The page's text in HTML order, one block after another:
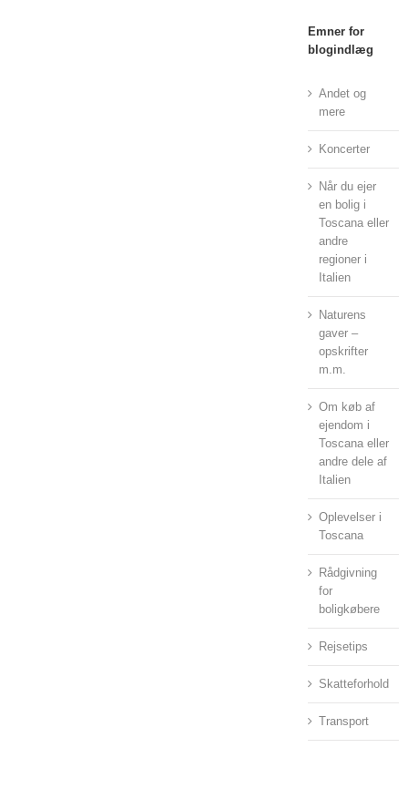
Emner for
blogindlæg
Andet og
mere
Koncerter
Når du ejer
en bolig i
Toscana eller
andre
regioner i
Italien
Naturens
gaver –
opskrifter
m.m.
Om køb af
ejendom i
Toscana eller
andre dele af
Italien
Oplevelser i
Toscana
Rådgivning
for
boligkøbere
Rejsetips
Skatteforhold
Transport